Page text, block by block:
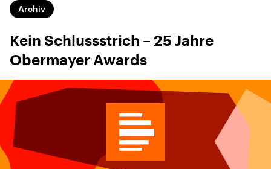
Archiv
Kein Schlussstrich – 25 Jahre
Obermayer Awards